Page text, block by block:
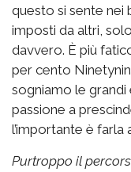
questo si sente nei
imposti da altri,
davvero. È più
per cento
sogniamo le
passione a
l’importante è farla
Purtroppo il